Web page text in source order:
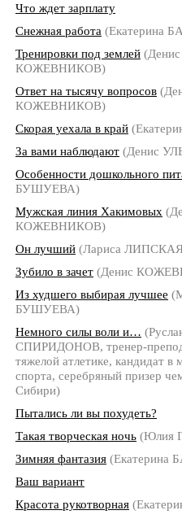
Что ждет зарплату
Снежная работа (Екатерина
Тренировки под землей (Денис
КОЖЕВНИКОВ)
Ответ на тысячу вопросов
КОЖЕВНИКОВ)
Скорая уехала в край
За вами наблюдают (Денис
Особенности дошкольного
БУШУЕВА)
Мужская линия Хакимовых
КОЖЕВНИКОВ)
Он лучший (Лариса
Зубило в зачет (Денис
Из худшего выбирая лучшее
БУШУЕВА)
Немного силы воли и…
СПИРИДОНОВ, тренер-
тяжелой атлетике, кандидат в
спорта, серебряный призер
Сибири)
Пытались ли вы похудеть?
Такая творческая ночь (Юлия
Зимняя фантазия (Екатерина
Ваш вариант
Красота рукотворная